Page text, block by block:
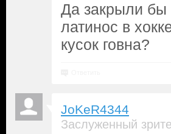
Да закрыли бы
латинос в
кусок говна?
JoKeR4344
Заслуженный